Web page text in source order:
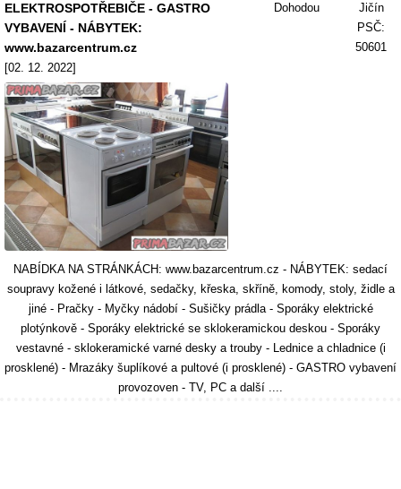
ELEKTROSPOTŘEBIČE - GASTRO
VYBAVENÍ - NÁBYTEK:
www.bazarcentrum.cz
[02. 12. 2022]
Dohodou
Jičín
PSČ:
50601
NABÍDKA NA STRÁNKÁCH: www.bazarcentrum.cz - NÁBYTEK: sedací
soupravy kožené i látkové, sedačky, křeska, skříně, komody, stoly, židle a
jiné - Pračky - Myčky nádobí - Sušičky prádla - Sporáky elektrické
plotýnkově - Sporáky elektrické se sklokeramickou deskou - Sporáky
vestavné - sklokeramické varné desky a trouby - Lednice a chladnice (i
prosklené) - Mrazáky šuplíkové a pultové (i prosklené) - GASTRO vybavení
provozoven - TV, PC a další ....